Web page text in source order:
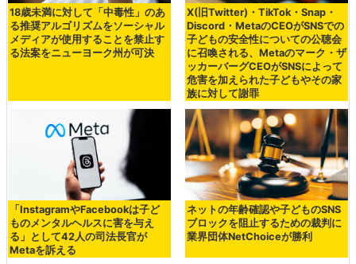
18歳未満に対して「中毒性」のあ
る推奨アルゴリズムをソーシャル
メディアが使用することを禁止す
る法案をニューヨーク州が可決
X(旧Twitter)・TikTok・Snap・
Discord・MetaのCEOがSNSでの
子どもの安全性についての公聴会
に召喚される、Metaのマーク・ザ
ッカーバーグCEOがSNSによって
危害を加えられた子どもやその家
族に対して謝罪
「InstagramやFacebookは子ど
ものメンタルヘルスに害を与え
る」として42人の司法長官が
Metaを訴える
ネットの年齢確認や子どものSNS
ブロックを阻止するための裁判に
業界団体NetChoiceが勝利